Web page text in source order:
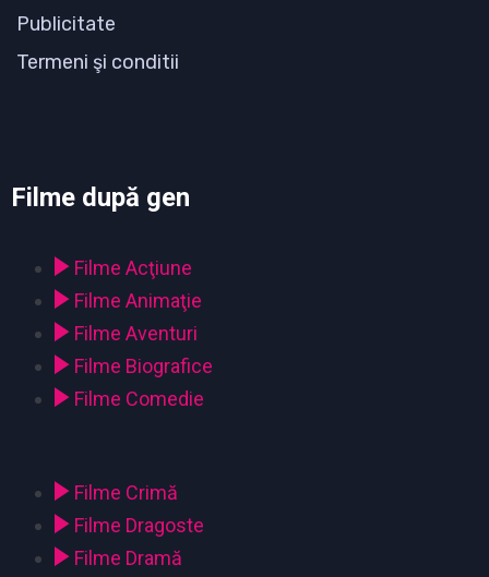
Publicitate
Termeni şi conditii
Filme după gen
Filme Acţiune
Filme Animaţie
Filme Aventuri
Filme Biografice
Filme Comedie
Filme Crimă
Filme Dragoste
Filme Dramă